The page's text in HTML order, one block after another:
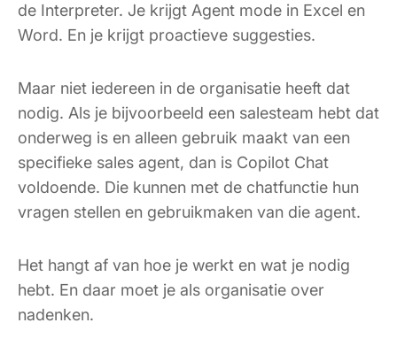
de Interpreter. Je krijgt Agent mode in Excel en
Word. En je krijgt proactieve suggesties.
Maar niet iedereen in de organisatie heeft dat
nodig. Als je bijvoorbeeld een salesteam hebt dat
onderweg is en alleen gebruik maakt van een
specifieke sales agent, dan is Copilot Chat
voldoende. Die kunnen met de chatfunctie hun
vragen stellen en gebruikmaken van die agent.
Het hangt af van hoe je werkt en wat je nodig
hebt. En daar moet je als organisatie over
nadenken.